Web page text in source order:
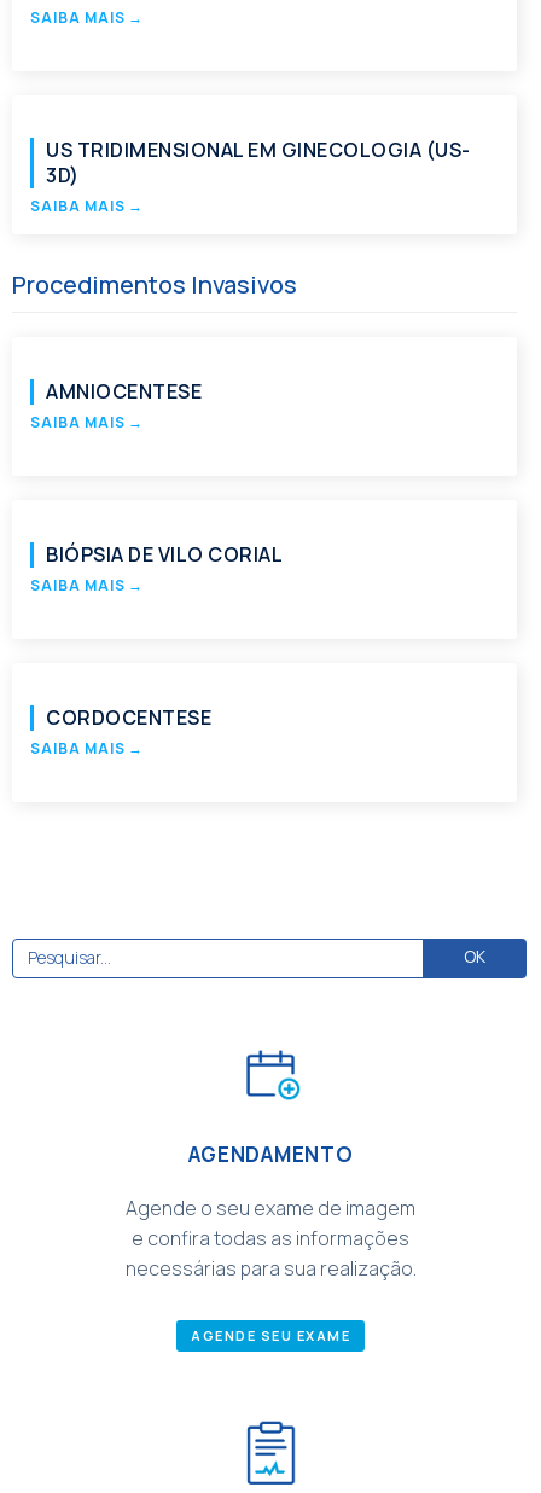
SAIBA MAIS →
US TRIDIMENSIONAL EM GINECOLOGIA (US-
3D)
SAIBA MAIS →
Procedimentos Invasivos
AMNIOCENTESE
SAIBA MAIS →
BIÓPSIA DE VILO CORIAL
SAIBA MAIS →
CORDOCENTESE
SAIBA MAIS →
AGENDAMENTO
Agende o seu exame de imagem
e confira todas as informações
necessárias para sua realização.
AGENDE SEU EXAME